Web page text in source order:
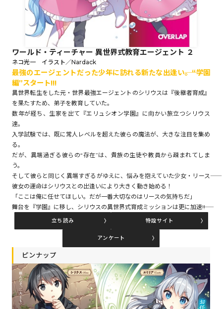
コミックガルド
コミッククリエ
コミックエッセイ
閉じる
ワールド・ティーチャー 異世界式教育エージェント ２
ネコ光一 イラスト／Nardack
最強のエージェントだった少年に訪れる新たな出逢い――。“学園
編”スタート!!!
異世界転生をした元・世界最強エージェントのシリウスは『後継者育成』
を果たすため、弟子を教育していた。
数年が経ち、生家を出て『エリュシオン学園』に向かい旅立つシリウス
達。
入学試験では、既に常人レベルを超えた彼らの魔法が、大きな注目を集め
る。
だが、異端過ぎる彼らの“存在”は、貴族の生徒や教員から疎まれてしま
う。
そして彼らと同じく異端すぎるがゆえに、悩みを抱えていた少女・リース――
彼女の運命はシリウスとの出逢いにより大きく動き始める！
「ここは俺に任せてほしい。だが一番大切なのはリースの気持ちだ」
舞台を『学園』に移し、シリウスの異世界式育成ミッションは更に加速――!!
立ち読み 特設サイト
アンケート
ピンナップ